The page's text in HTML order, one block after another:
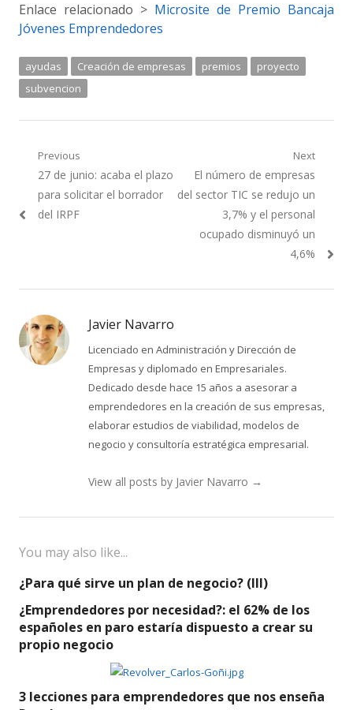
Enlace relacionado > Microsite de Premio Bancaja
Jóvenes Emprendedores
ayudas Creación de empresas premios
proyecto
subvencion
Navegación
de
entradas
Previous
Previous
post:
27 de junio: acaba el plazo
para solicitar el borrador
del IRPF
Next
Next
post:
El número de empresas
del sector TIC se redujo un
3,7% y el personal
ocupado disminuyó un
4,6%
Javier Navarro
Licenciado en Administración y Dirección de
Empresas y diplomado en Empresariales.
Dedicado desde hace 15 años a asesorar a
emprendedores en la creación de sus empresas,
elaborar estudios de viabilidad, modelos de
negocio y consultoría estratégica empresarial.
View all posts by Javier Navarro →
You may also like...
¿Para qué sirve un plan de negocio? (III)
¿Emprendedores por necesidad?: el 62% de los
españoles en paro estaría dispuesto a crear su
propio negocio
3 lecciones para emprendedores que nos enseña